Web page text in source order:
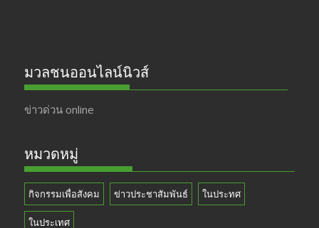
มวลชนออนไลน์นิวส์
ข่าวด่วน online
หมวดหมู่
กิจกรรมเพื่อสังคม ข่าวประชาสัมพันธ์ ในประทศ
ในประเทศ